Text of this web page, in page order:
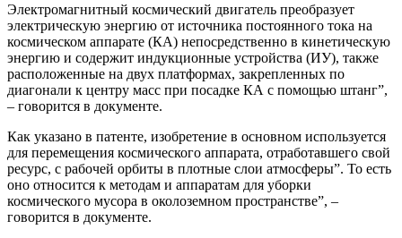
Электромагнитный космический двигатель преобразует
электрическую энергию от источника постоянного тока на
космическом аппарате (КА) непосредственно в кинетическую
энергию и содержит индукционные устройства (ИУ), также
расположенные на двух платформах, закрепленных по
диагонали к центру масс при посадке КА с помощью штанг”,
– говорится в документе.
Как указано в патенте, изобретение в основном используется
для перемещения космического аппарата, отработавшего свой
ресурс, с рабочей орбиты в плотные слои атмосферы”. То есть
оно относится к методам и аппаратам для уборки
космического мусора в околоземном пространстве”, –
говорится в документе.